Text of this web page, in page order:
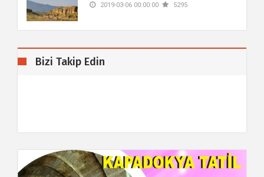
2019-03-06 00:00:00 5295
Bizi Takip Edin